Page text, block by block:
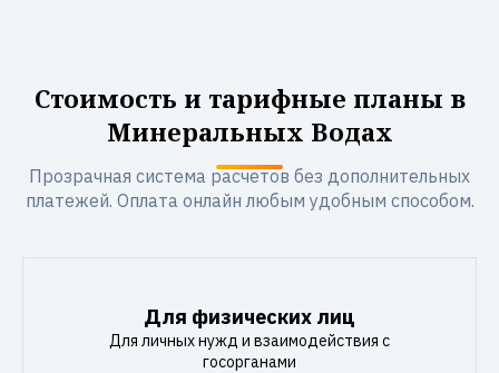
Стоимость и тарифные планы в
Минеральных Водах
Прозрачная система расчетов без дополнительных
платежей. Оплата онлайн любым удобным способом.
Для физических лиц
Для личных нужд и взаимодействия с
госорганами